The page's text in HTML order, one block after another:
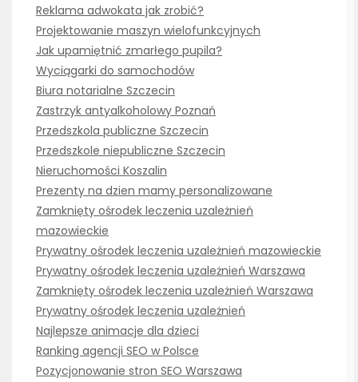
Reklama adwokata jak zrobić?
Projektowanie maszyn wielofunkcyjnych
Jak upamiętnić zmarłego pupila?
Wyciągarki do samochodów
Biura notarialne Szczecin
Zastrzyk antyalkoholowy Poznań
Przedszkola publiczne Szczecin
Przedszkole niepubliczne Szczecin
Nieruchomości Koszalin
Prezenty na dzien mamy personalizowane
Zamknięty ośrodek leczenia uzależnień
mazowieckie
Prywatny ośrodek leczenia uzależnień mazowieckie
Prywatny ośrodek leczenia uzależnień Warszawa
Zamknięty ośrodek leczenia uzależnień Warszawa
Prywatny ośrodek leczenia uzależnień
Najlepsze animacje dla dzieci
Ranking agencji SEO w Polsce
Pozycjonowanie stron SEO Warszawa